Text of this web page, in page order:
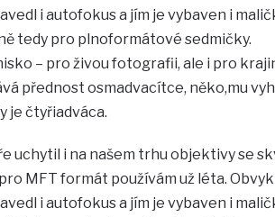
i autofokus a jím je vybaven i
tedy pro plnoformátové sedmičky.
– pro živou fotografii, ale i pro
přednost osmadvacítce, něko,mu
je čtyřiadváca.
uchytil i na našem trhu objektivy se
MFT formát používám už léta.
i autofokus a jím je vybaven i